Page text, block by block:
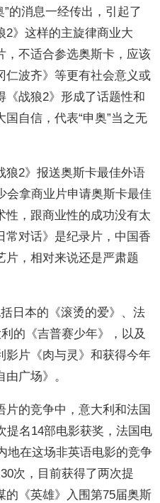
消息一经传出，引起了
2》这样的主旋律商业大
，不适合参选奥斯卡，应该
仁波齐》等更有社会意义或
《战狼2》形成了话题性和
自信，代表“申奥”当之无
2》报送奥斯卡最佳外语
会拿商业片申请奥斯卡最佳
性，跟商业性的成功没有太
常对话》是纪录片，中国香
片，相对来说还是严肃题
本的《滚烫的爱》、法
的《吉普赛少年》，以及
影片《肉与灵》和获得今年
广场》。
的竞争中，意大利和法国
提名14部电影获奖，法国电
地在这场非英语电影的竞争
次，目前获得了两次提
的《英雄》入围第75届奥斯